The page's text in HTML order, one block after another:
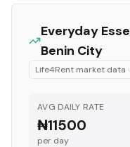
Everyday
Benin City
Life4Rent market data ·
AVG DAILY RATE
₦11500
per day